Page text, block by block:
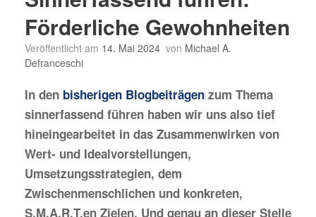
Förderliche Gewohnheiten
Veröffentlicht am 14. Mai 2024 von Michael A.
Defranceschi
In den bisherigen Blogbeiträgen zum Thema
sinnerfassend führen haben wir uns also tief
hineingearbeitet in das Zusammenwirken von
Wert- und Idealvorstellungen,
Umsetzungsstrategien, dem
Zwischenmenschlichen und konkreten,
S.M.A.R.T.en Zielen. Und genau an dieser Stelle